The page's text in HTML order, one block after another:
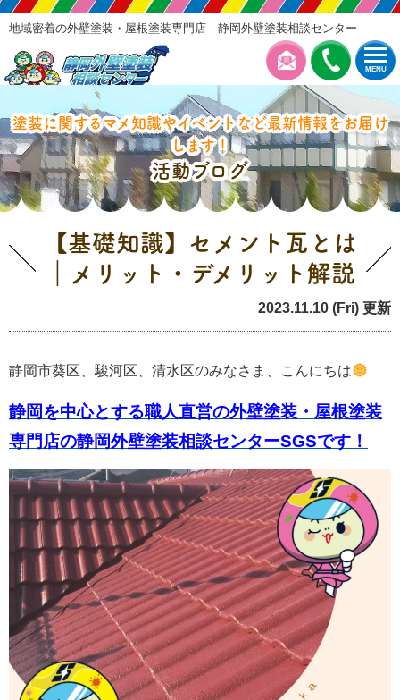
MENU
地域密着の外壁塗装・屋根塗装専門店｜静岡外壁塗装相談センター
塗装に関するマメ知識やイベントなど最新情報をお届け
します！
活動ブログ
【基礎知識】セメント瓦とは
｜メリット・デメリット解説
2023.11.10 (Fri) 更新
静岡市葵区、駿河区、清水区のみなさま、こんにちは
静岡を中心とする職人直営の外壁塗装・屋根塗装
専門店の静岡外壁塗装相談センターSGSです！